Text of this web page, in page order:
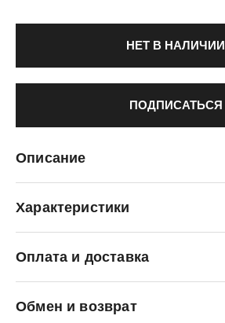
НЕТ В НАЛИЧИИ
ПОДПИСАТЬСЯ
Описание
Характеристики
Оплата и доставка
Обмен и возврат